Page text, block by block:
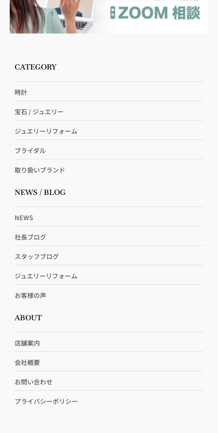
CATEGORY
時計
宝石 / ジュエリー
ジュエリーリフォーム
ブライダル
取り扱いブランド
NEWS / BLOG
NEWS
社長ブログ
スタッフブログ
ジュエリーリフォーム
お客様の声
ABOUT
店舗案内
会社概要
お問い合わせ
プライバシーポリシー